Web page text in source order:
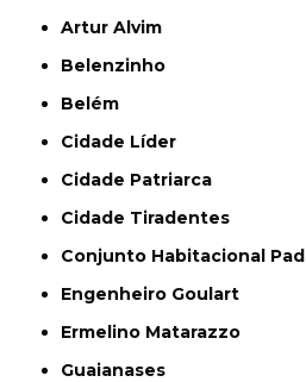
Artur Alvim
Belenzinho
Belém
Cidade Líder
Cidade Patriarca
Cidade Tiradentes
Conjunto Habitacional
Engenheiro Goulart
Ermelino Matarazzo
Guaianases